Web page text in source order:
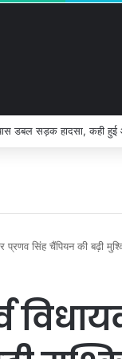
रहे कांवड़ियों की चलती
प्रणव सिंह चैंपियन की बढ़ी